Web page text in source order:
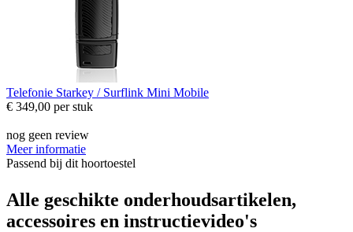
Telefonie Starkey / Surflink Mini Mobile
€ 349,00 per stuk
nog geen review
Meer informatie
Passend bij dit hoortoestel
Alle geschikte onderhoudsartikelen,
accessoires en instructievideo's